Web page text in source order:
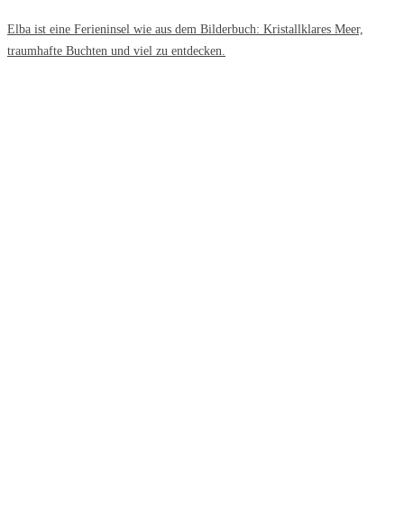
Elba ist eine Ferieninsel wie aus dem Bilderbuch: Kristallklares Meer,
traumhafte Buchten und viel zu entdecken.